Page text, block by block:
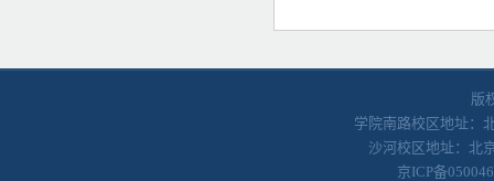
版
学院南路校区地址：
沙河校区地址：北
京ICP备